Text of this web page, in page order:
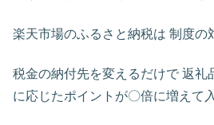
楽天市場のふるさと納税は 制度の
税金の納付先を変えるだけで 返礼
に応じたポイントが〇倍に増えて